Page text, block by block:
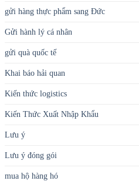
gửi hàng thực phẩm sang Đức
Gửi hành lý cá nhân
gửi quà quốc tế
Khai báo hải quan
Kiến thức logistics
Kiến Thức Xuất Nhập Khẩu
Lưu ý
Lưu ý đóng gói
mua hộ hàng hó